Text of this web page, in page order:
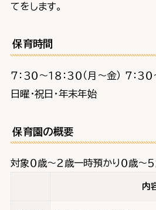
てをします。
保育時間
７：３０～１８：３０（月～金） ７：３
日曜・祝日・年末年始
保育園の概要
対象０歳～２歳一時預かり０歳～
内